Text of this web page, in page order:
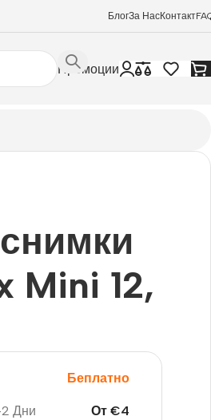
БлогЗа НасКонтакт
Промоции
Mini 12,
Беплатно
2 Дни От €4